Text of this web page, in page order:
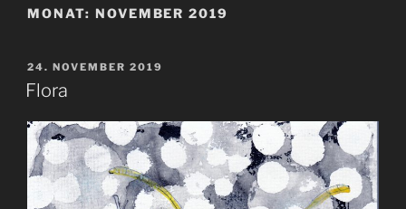
MONAT: NOVEMBER 2019
VERÖFFENTLICHT
AM
24. NOVEMBER 2019
Flora